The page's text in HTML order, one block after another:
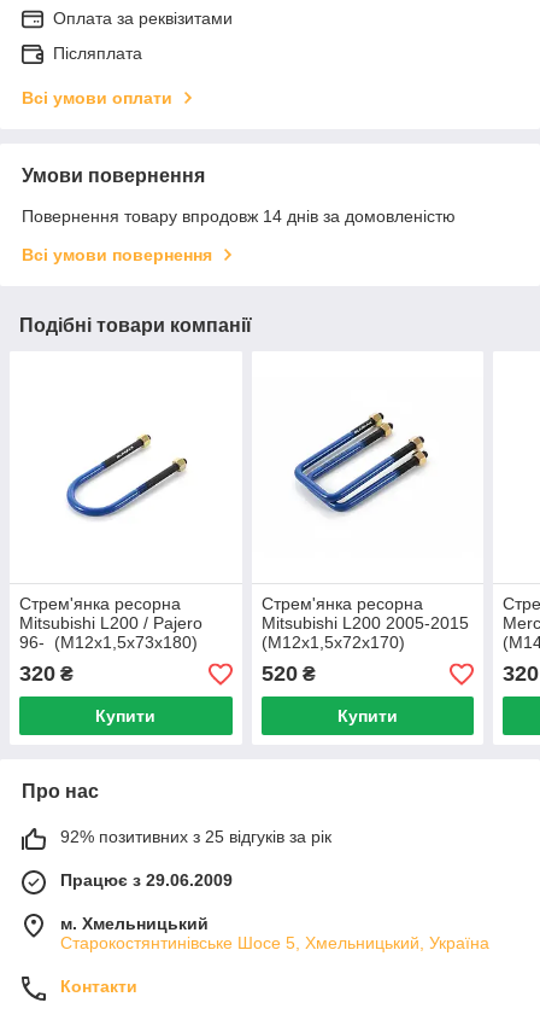
Оплата за реквізитами
Післяплата
Всі умови оплати
Умови повернення
Повернення товару впродовж 14 днів за домовленістю
Всі умови повернення
Подібні товари компанії
Стрем'янка ресорна
Mitsubishi L200 / Pajero
96- (M12x1,5x73x180)
BMT00589 W/N
320 ₴
Купити
Стрем'янка ресорна
Mitsubishi L200 2005-2015
(М12x1,5x72х170)
BMT00571 W/N
520₴
Купити
320
Про нас
92% позитивних з 25 відгуків за рік
Працює з 29.06.2009
м. Хмельницький
Старокостянтинівське Шосе 5, Хмельницький, Україна
Контакти